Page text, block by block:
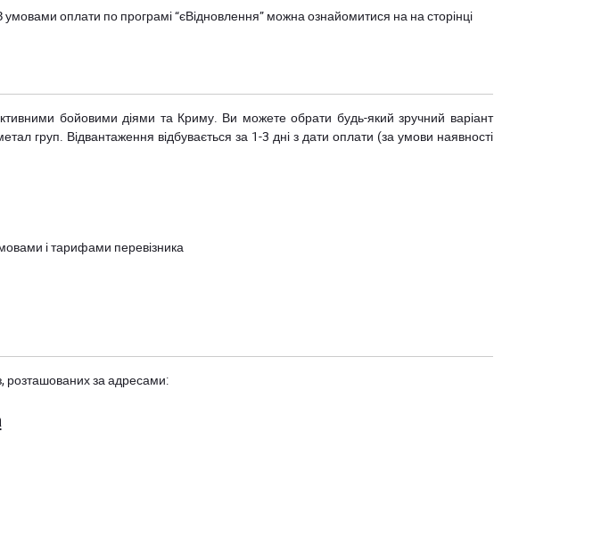
оплати по програмі “єВідновлення” можна ознайомитися на на сторінці
бойовими діями та Криму. Ви можете обрати будь-який зручний варіант
груп. Відвантаження відбувається за 1-3 дні з дати оплати (за умови наявності
і тарифами перевізника
розташованих за адресами: